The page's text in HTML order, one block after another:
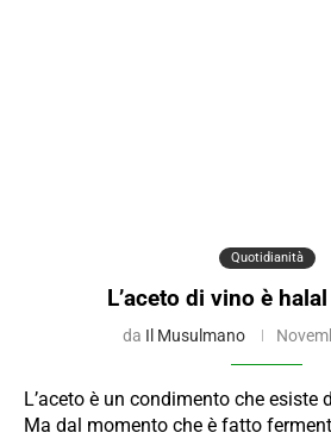
Quotidianità
L’aceto di vino è
da Il Musulmano
L’aceto è un condimento che esiste
Ma dal momento che è fatto